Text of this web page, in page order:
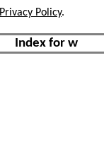
Privacy Policy.
Index for w